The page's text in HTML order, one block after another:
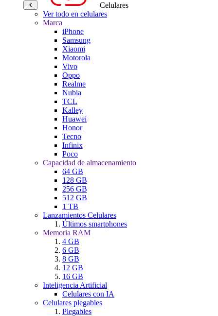
Celulares
Ver todo en celulares
Marca
iPhone
Samsung
Xiaomi
Motorola
Vivo
Oppo
Realme
Nubia
TCL
Kalley
Huawei
Honor
Tecno
Infinix
Poco
Capacidad de almacenamiento
64 GB
128 GB
256 GB
512 GB
1 TB
Lanzamientos Celulares
Últimos smartphones
Memoria RAM
4 GB
6 GB
8 GB
12 GB
16 GB
Inteligencia Artificial
Celulares con IA
Celulares plegables
Plegables